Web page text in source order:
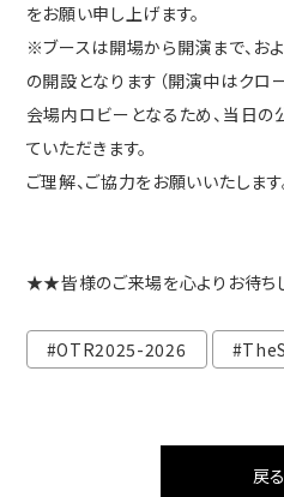
をお願い申し上げます。
※ブースは開場から開演まで、お
の開設となります（開演中はクロー
会場内ロビーとなるため、当日
ていただきます。
ご理解、ご協力をお願いいたします
★★皆様のご来場を心よりお待
#OTR2025-2026
戻る